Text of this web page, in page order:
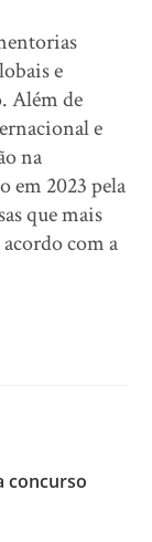
e
Além de
e
na
em 2023 pela
que mais
com a
concurso